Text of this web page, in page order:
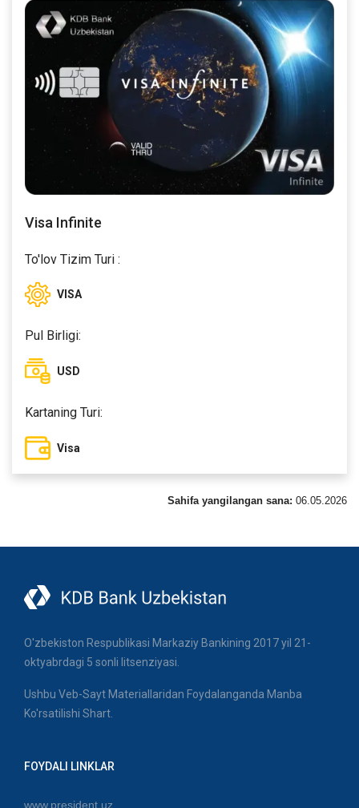
Visa Infinite
To'lov Tizim Turi :
VISA
Pul Birligi:
USD
Kartaning Turi:
Visa
Sahifa yangilangan sana: 06.05.2026
O'zbekiston Respublikasi Markaziy Bankining 2017 yil 21-
oktyabrdagi 5 sonli litsenziyasi.
Ushbu Veb-Sayt Materiallaridan Foydalanganda Manba
Ko'rsatilishi Shart.
FOYDALI LINKLAR
www.president.uz